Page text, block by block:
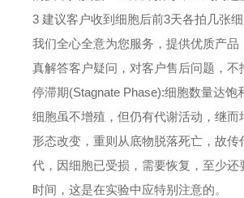
3 建议客户收到细胞后前3天各拍几张
我们全心全意为您服务，提供优质产
真解答客户疑问，对客户售后问题，不
停滞期(Stagnate Phase):细胞数量达
细胞虽不增殖，但仍有代谢活动，继
形态改变，重则从底物脱落死亡，故
代，因细胞已受损，需要恢复，至少
时间，这是在实验中应特别注意的。